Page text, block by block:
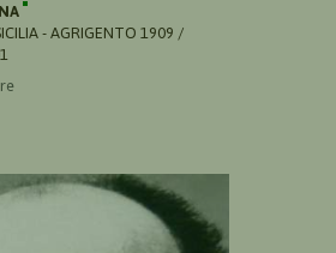
- AGRIGENTO 1909 /